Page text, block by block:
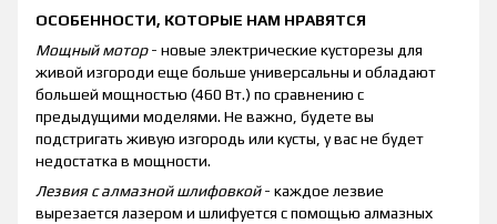
ОСОБЕННОСТИ, КОТОРЫЕ НАМ НРАВЯТСЯ
Мощный мотор- новые электрические кусторезы для
живой изгороди еще больше универсальны и обладают
большей мощностью (460 Вт.) по сравнению с
предыдущими моделями. Не важно, будете вы
подстригать живую изгородь или кусты, у вас не будет
недостатка в мощности.
Лезвия с алмазной шлифовкой- каждое лезвие
вырезается лазером и шлифуется с помощью алмазных